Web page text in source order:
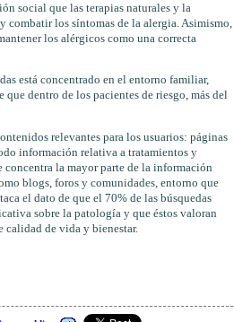
social que las terapias naturales y la
los síntomas de la alergia. Asimismo,
los alérgicos como una correcta
está concentrado en el entorno familiar,
que dentro de los pacientes de riesgo, más del
relevantes para los usuarios: páginas
información relativa a tratamientos y
la mayor parte de la información
blogs, foros y comunidades, entorno que
el dato de que el 70% de las búsquedas
sobre la patología y que éstos valoran
calidad de vida y bienestar.